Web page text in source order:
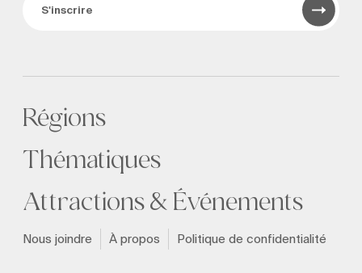
S'inscrire
Régions
Thématiques
Attractions & Événements
Nous joindre À propos Politique de confidentialité